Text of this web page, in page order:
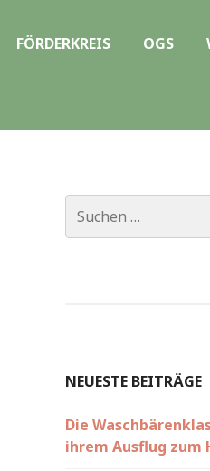
FÖRDERKREIS OGS
nach:
NEUESTE BEITRÄGE
Die
ihrem Ausflug zum